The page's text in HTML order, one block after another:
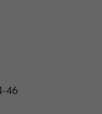
46